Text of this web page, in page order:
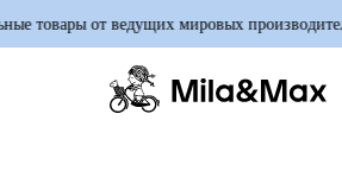
товары от ведущих мировых производителей